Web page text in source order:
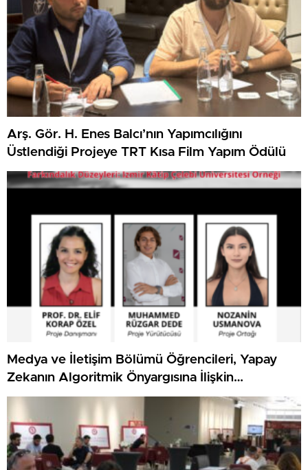
Arş. Gör. H. Enes Balcı’nın Yapımcılığını
Üstlendiği Projeye TRT Kısa Film Yapım Ödülü
Medya ve İletişim Bölümü Öğrencileri, Yapay
Zekanın Algoritmik Önyargısına İlişkin
Farkındalık Düzeylerini Araştıracak